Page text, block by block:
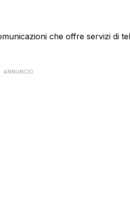
che offre servizi di
ANNUNCIO